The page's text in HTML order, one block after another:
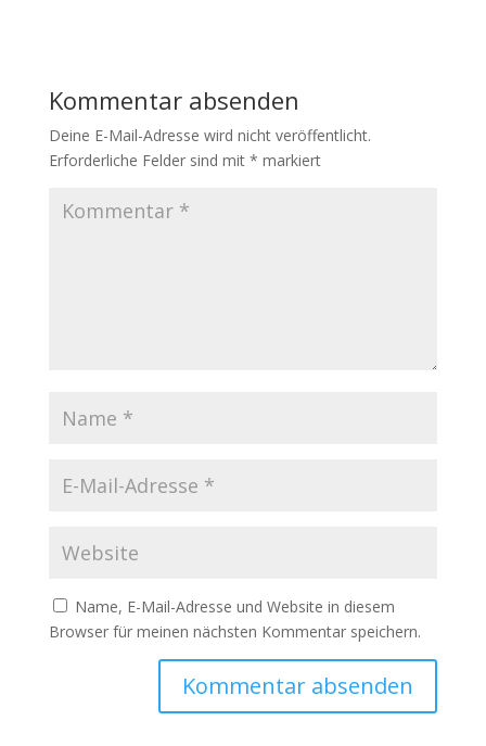
Kommentar absenden
Deine E-Mail-Adresse wird nicht veröffentlicht.
Erforderliche Felder sind mit * markiert
Name, E-Mail-Adresse und Website in diesem
Browser für meinen nächsten Kommentar speichern.